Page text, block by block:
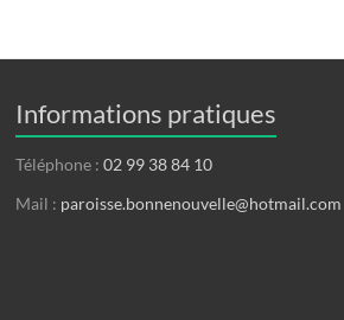
Informations pratiques
Téléphone :02 99 38 84 10
Mail : paroisse.bonnenouvelle@hotmail.com